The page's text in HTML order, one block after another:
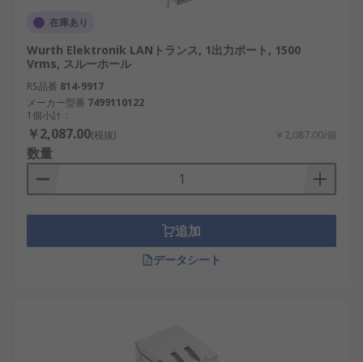
在庫あり
Wurth Elektronik LANトランス, 1出力ポート, 1500
Vrms, スルーホール
RS品番 814-9917
メーカー型番 7499110122
1個小計：
￥2,087.00(税抜) ￥2,087.00/個
数量
追加
データシート